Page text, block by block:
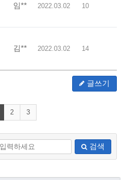
임** 2022.03.02 10
김** 2022.03.02 14
글쓰기
2 3
검색